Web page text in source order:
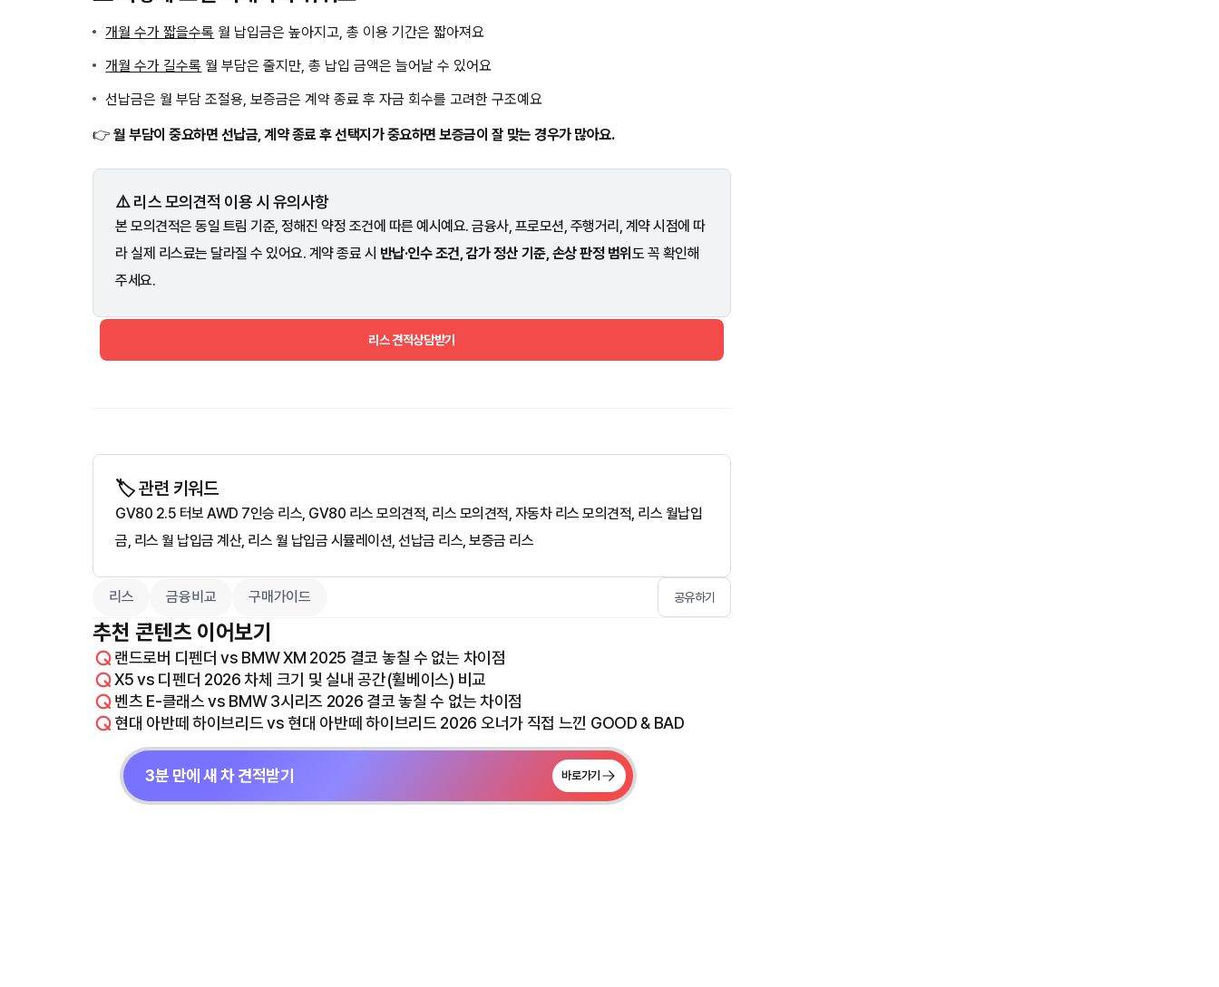
개월 수가 짧을수록 월 납입금은 높아지고, 총 이용 기간은 짧아져요
개월 수가 길수록 월 부담은 줄지만, 총 납입 금액은 늘어날 수 있어요
선납금은 월 부담 조절용, 보증금은 계약 종료 후 자금 회수를 고려한 구조예요
👉 월 부담이 중요하면 선납금, 계약 종료 후 선택지가 중요하면 보증금이 잘 맞는 경우가 많아요.
⚠️ 리스 모의견적 이용 시 유의사항
본 모의견적은 동일 트림 기준, 정해진 약정 조건에 따른 예시예요. 금융사, 프로모션, 주행거리, 계약 시점에 따
라 실제 리스료는 달라질 수 있어요. 계약 종료 시 반납·인수 조건, 감가 정산 기준, 손상 판정 범위 도 꼭 확인해
주세요.
리스 견적상담받기
🏷️ 관련 키워드
GV80 2.5 터보 AWD 7인승 리스, GV80 리스 모의견적, 리스 모의견적, 자동차 리스 모의견적, 리스 월납입
금, 리스 월 납입금 계산, 리스 월 납입금 시뮬레이션, 선납금 리스, 보증금 리스
리스 금융비교 구매가이드 공유하기
추천 콘텐츠 이어보기
랜드로버 디펜더 vs BMW XM 2025 결코 놓칠 수 없는 차이점
X5 vs 디펜더 2026 차체 크기 및 실내 공간(휠베이스) 비교
벤츠 E-클래스 vs BMW 3시리즈 2026 결코 놓칠 수 없는 차이점
현대 아반떼 하이브리드 vs 현대 아반떼 하이브리드 2026 오너가 직접 느낀 GOOD & BAD
3분 만에 새 차 견적받기 바로가기